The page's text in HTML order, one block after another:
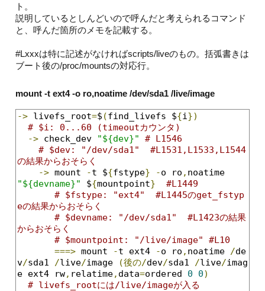
ト。
説明しているとしんどいので呼んだと考えられるコマンド
と、呼んだ箇所のメモを記載する。
#Lxxxは特に記述がなければscripts/liveのもの。括弧書きは
ブート後の/proc/mountsの対応行。
mount -t ext4 -o ro,noatime /dev/sda1 /live/image
-> livefs_root=$ (find_livefs ${i})
# $i: 0...60 (timeoutカウンタ)
-> check_dev "${dev}"
# L1546
# $dev: "/dev/sda1"  #L1531,L1533,L1544
の結果からおそらく
-> mount -t ${fstype} -o ro ,
"${devname}"
${mountpoint}
#L1449
# $fstype: "ext4"  #L1445のget_fstyp
eの結果からおそらく
# $devname: "/dev/sda1"  #L1423の結果
からおそらく
# $mountpoint: "/live/image" #L10
===> mount -t ext4 -o ro , noatime /de
v/sda1 /live/image (後の/dev/sda1 /live/imag
e ext4 rw, relatime, data=ordered 0 0)
# livefs_rootには/live/imageが入る